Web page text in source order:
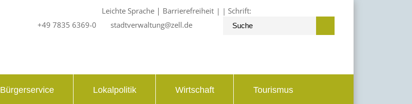
+49 7835 6369-0 stadtverwaltung@zell.de
Leichte Sprache| Barrierefreiheit Schrift:
Bürgerservice Lokalpolitik Wirtschaft Tourismus